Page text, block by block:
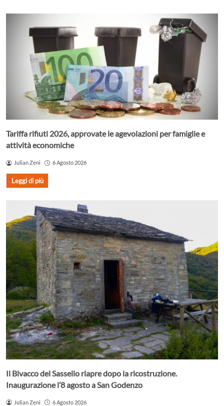
Tariffa rifiuti 2026, approvate le agevolazioni per famiglie e
attività economiche
Julian Zeni 6 Agosto 2026
Leggi di più
Il Bivacco del Sassello riapre dopo la ricostruzione.
Inaugurazione l’8 agosto a San Godenzo
Julian Zeni 6 Agosto 2026